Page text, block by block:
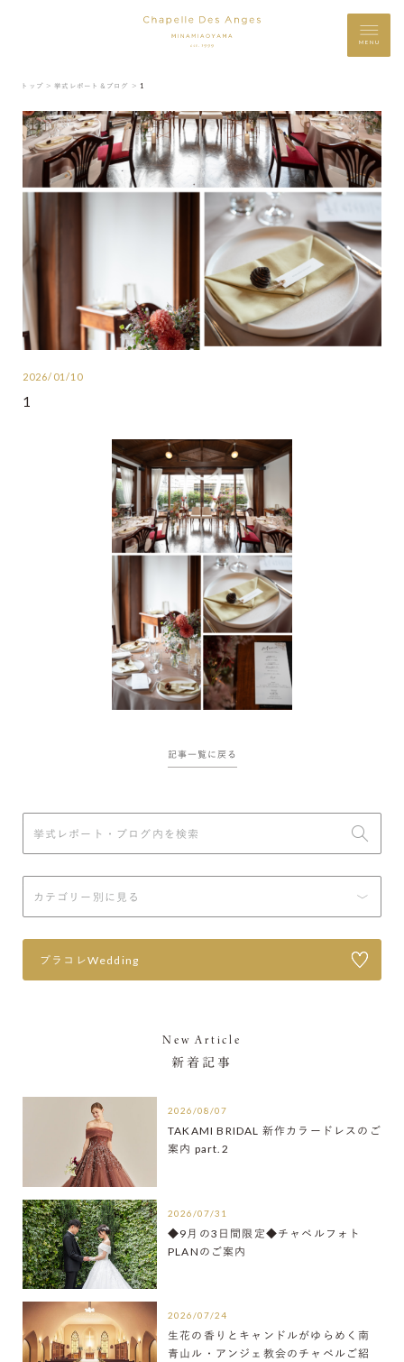
MENU
トップ ＞ 挙式レポート＆ブログ ＞ 1
2026/01/10
1
記事一覧に戻る
プラコレWedding
New Article
新着記事
2026/08/07
TAKAMI BRIDAL 新作カラードレスのご
案内 part.2
2026/07/31
◆9月の3日間限定◆チャペルフォト
PLANのご案内
2026/07/24
生花の香りとキャンドルがゆらめく南
青山ル・アンジェ教会のチャペルご紹